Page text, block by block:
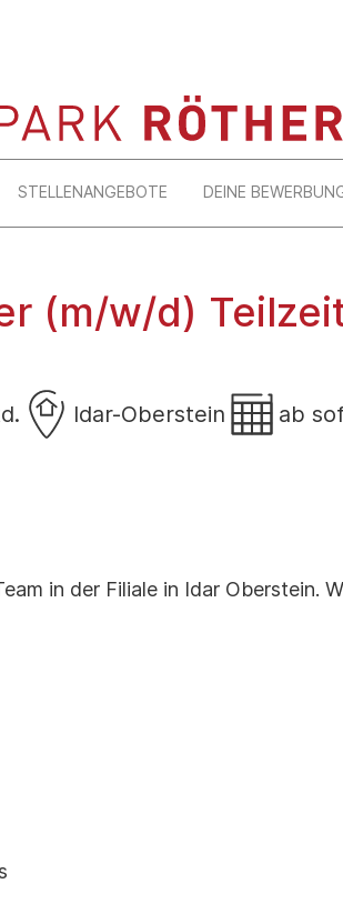
STELLENANGEBOTE DEINE
(m/w/d)
Idar-Oberstein ab
in der Filiale in Idar Oberstein.